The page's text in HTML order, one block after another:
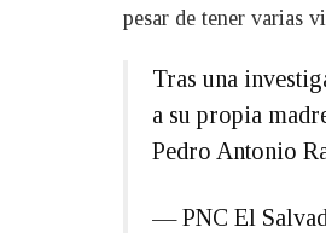
pesar de tener varias
Tras una
a su propia
Pedro Antonio
— PNC El